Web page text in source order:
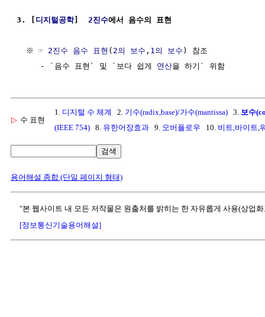
3. [ 디지털공학] 2진수에서 음수의 표현
  ※ ☞
2진수 음수 표현 ( 2의 보수 , 1의 보수 ) 참조
     - `음수 표현` 및 `보다 쉽게
연산
▷ 수 표현
1. 디지털 수 체계 2. 기수(radix,base)/가수(mantissa) 3. 보수
(IEEE 754) 8. 유한어장효과 9. 오버플로우 10. 비트,바이트,
검색
용어해설 종합 (단일 페이지 형태)
"본 웹사이트 내 모든 저작물은 원출처를 밝히는 한 자유롭게 사용(상업
[정보통신기술용어해설]